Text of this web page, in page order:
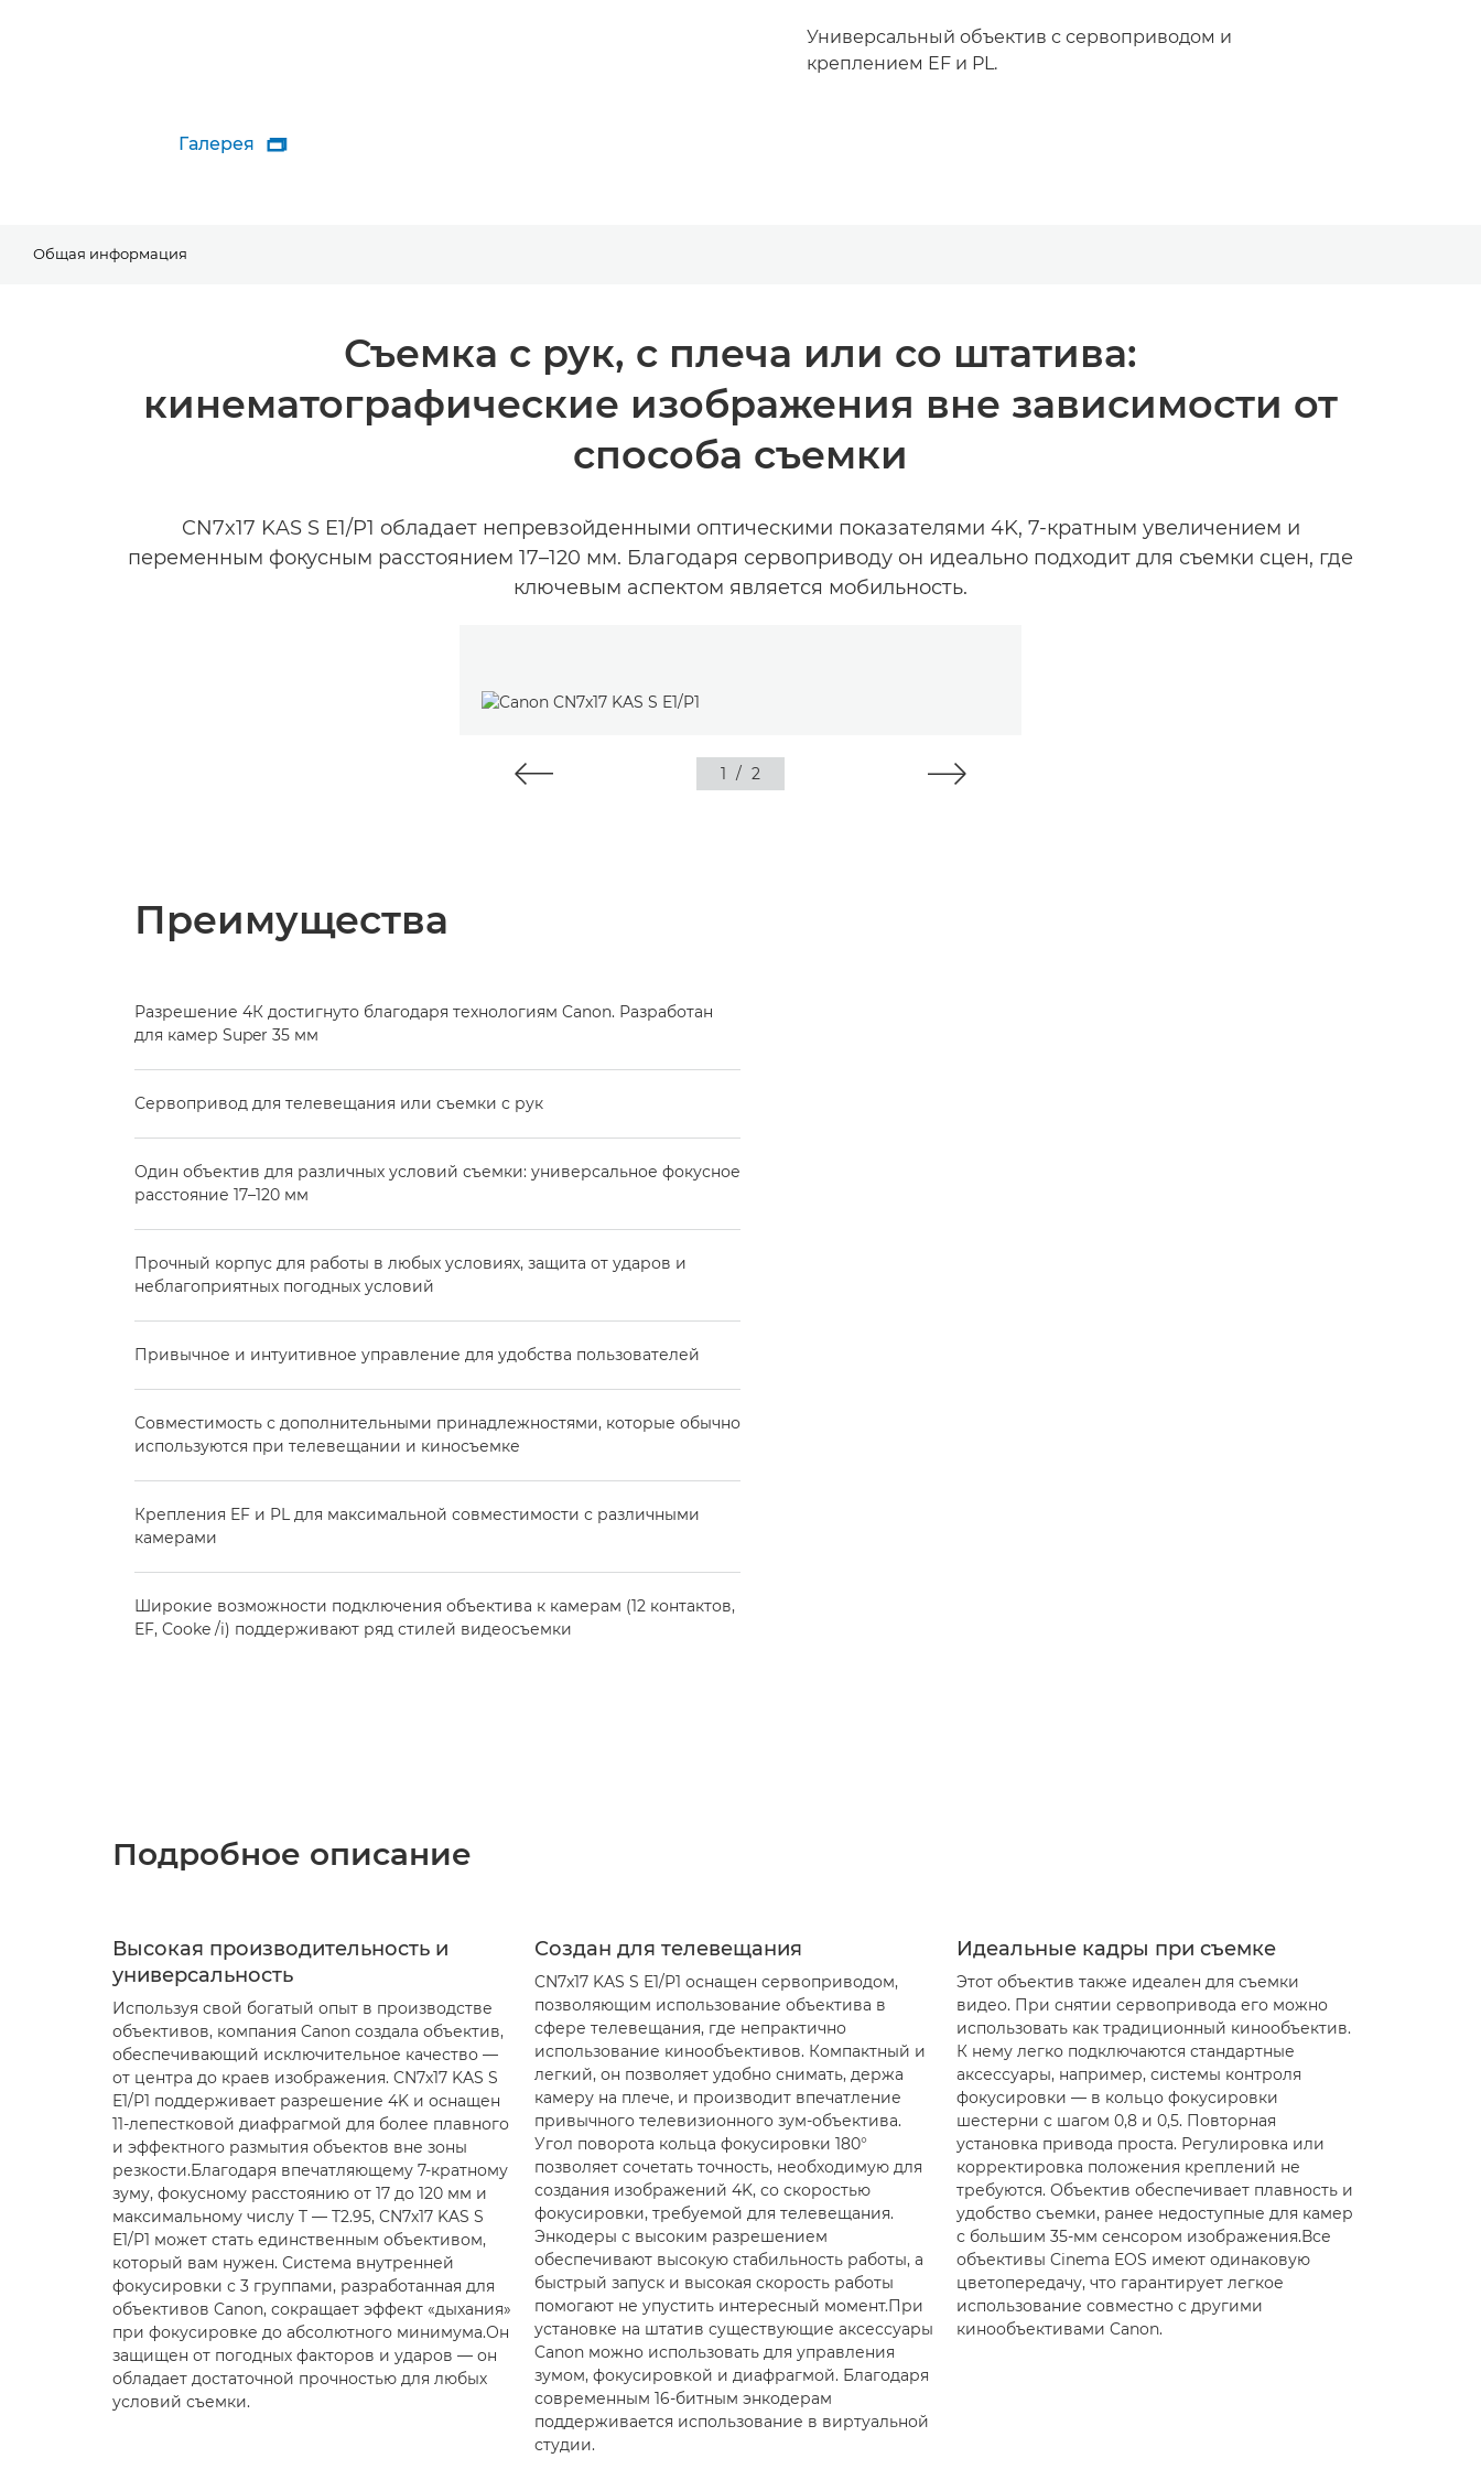
Галерея 
Универсальный объектив с сервоприводом и
креплением EF и PL.
Общая информация
Съемка с рук, с плеча или со штатива:
кинематографические изображения вне зависимости от
способа съемки
CN7x17 KAS S E1/P1 обладает непревзойденными оптическими показателями 4K, 7-кратным увеличением и
переменным фокусным расстоянием 17–120 мм. Благодаря сервоприводу он идеально подходит для съемки сцен, где
ключевым аспектом является мобильность.
1 / 2
Преимущества
Разрешение 4К достигнуто благодаря технологиям Canon. Разработан
для камер Super 35 мм
Сервопривод для телевещания или съемки с рук
Один объектив для различных условий съемки: универсальное фокусное
расстояние 17–120 мм
Прочный корпус для работы в любых условиях, защита от ударов и
неблагоприятных погодных условий
Привычное и интуитивное управление для удобства пользователей
Совместимость с дополнительными принадлежностями, которые обычно
используются при телевещании и киносъемке
Крепления EF и PL для максимальной совместимости с различными
камерами
Широкие возможности подключения объектива к камерам (12 контактов,
EF, Cooke /i) поддерживают ряд стилей видеосъемки
Подробное описание
Высокая производительность и
универсальность
Используя свой богатый опыт в производстве
объективов, компания Canon создала объектив,
обеспечивающий исключительное качество —
от центра до краев изображения. CN7x17 KAS S
E1/P1 поддерживает разрешение 4K и оснащен
11-лепестковой диафрагмой для более плавного
и эффектного размытия объектов вне зоны
резкости.Благодаря впечатляющему 7-кратному
зуму, фокусному расстоянию от 17 до 120 мм и
максимальному числу T — T2.95, CN7x17 KAS S
E1/P1 может стать единственным объективом,
который вам нужен. Система внутренней
фокусировки с 3 группами, разработанная для
объективов Canon, сокращает эффект «дыхания»
при фокусировке до абсолютного минимума.Он
защищен от погодных факторов и ударов — он
обладает достаточной прочностью для любых
условий съемки.
Создан для телевещания
CN7x17 KAS S E1/P1 оснащен сервоприводом,
позволяющим использование объектива в
сфере телевещания, где непрактично
использование кинообъективов. Компактный и
легкий, он позволяет удобно снимать, держа
камеру на плече, и производит впечатление
привычного телевизионного зум-объектива.
Угол поворота кольца фокусировки 180°
позволяет сочетать точность, необходимую для
создания изображений 4K, со скоростью
фокусировки, требуемой для телевещания.
Энкодеры с высоким разрешением
обеспечивают высокую стабильность работы, а
быстрый запуск и высокая скорость работы
помогают не упустить интересный момент.При
установке на штатив существующие аксессуары
Canon можно использовать для управления
зумом, фокусировкой и диафрагмой. Благодаря
современным 16-битным энкодерам
поддерживается использование в виртуальной
студии.
Идеальные кадры при съемке
Этот объектив также идеален для съемки
видео. При снятии сервопривода его можно
использовать как традиционный кинообъектив.
К нему легко подключаются стандартные
аксессуары, например, системы контроля
фокусировки — в кольцо фокусировки
шестерни с шагом 0,8 и 0,5. Повторная
установка привода проста. Регулировка или
корректировка положения креплений не
требуются. Объектив обеспечивает плавность и
удобство съемки, ранее недоступные для камер
с большим 35-мм сенсором изображения.Все
объективы Cinema EOS имеют одинаковую
цветопередачу, что гарантирует легкое
использование совместно с другими
кинообъективами Canon.